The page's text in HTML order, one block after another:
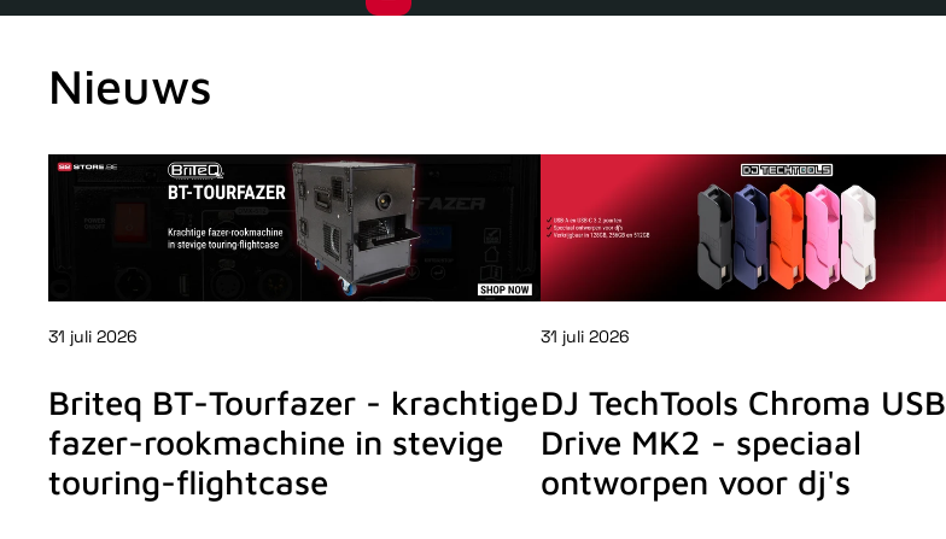
Nieuws
31 juli 2026
Briteq BT-Tourfazer - krachtige
fazer-rookmachine in stevige
touring-flightcase
31 juli 2026
DJ TechTools Chroma USB
Drive MK2 - speciaal
ontworpen voor dj's